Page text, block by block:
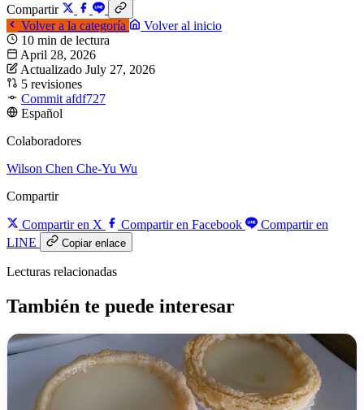
Compartir
Volver a la categoría
Volver al inicio
10 min de lectura
April 28, 2026
Actualizado July 27, 2026
5 revisiones
Commit afdf727
Español
Colaboradores
Wilson Chen Che-Yu Wu
Compartir
Compartir en X Compartir en Facebook
Compartir en
LINE
Copiar enlace
Lecturas relacionadas
También te puede interesar